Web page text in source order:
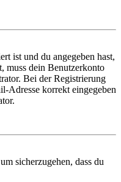
ist und du angegeben hast,
muss dein Benutzerkonto
Bei der Registrierung
Adresse korrekt eingegeben
sicherzugehen, dass du